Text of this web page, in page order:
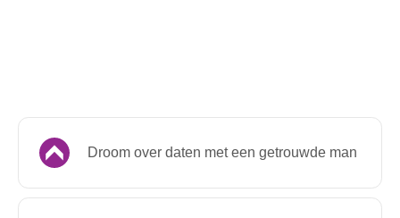
Droom over daten met een getrouwde man